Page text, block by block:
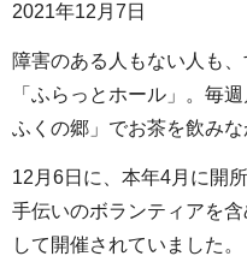
2021年12月7日
障害のある人もない人も
「ふらっとホール」。毎
ふくの郷」でお茶を飲み
12月6日に、本年4月に開
手伝いのボランティアを
して開催されていました。